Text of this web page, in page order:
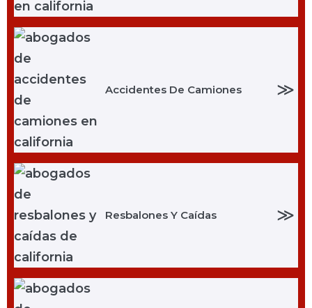
Accidentes De Camiones ≫
Resbalones Y Caídas ≫